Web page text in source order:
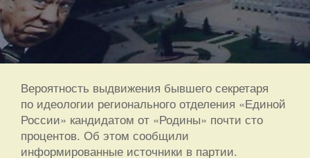
Вероятность выдвижения бывшего секретаря
по идеологии регионального отделения «Единой
России» кандидатом от «Родины» почти сто
процентов. Об этом сообщили
информированные источники в партии.